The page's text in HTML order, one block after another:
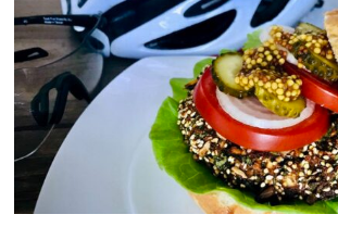
PODCZAS
WIELOGODZINNEJ
JAZDY
ROWEREM
NAUKOWO